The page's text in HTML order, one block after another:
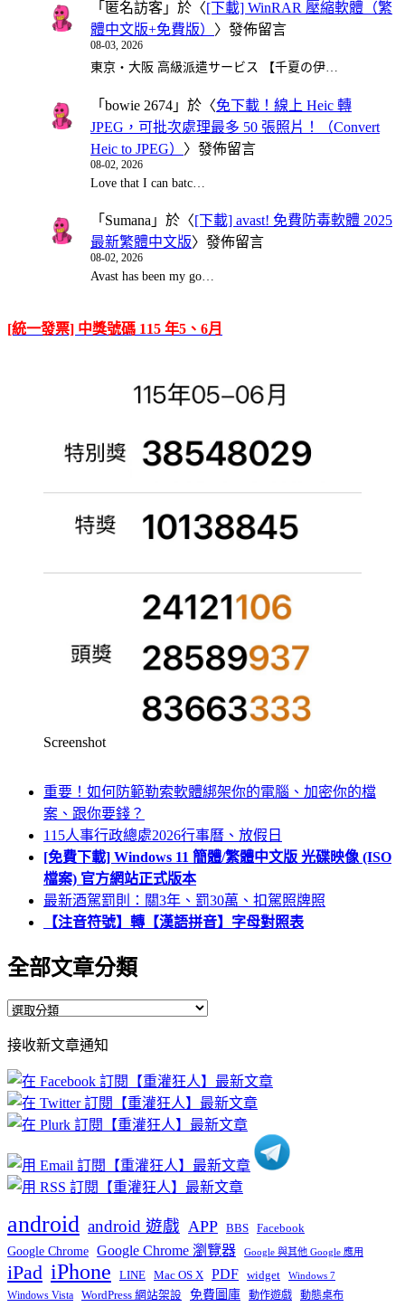
「 匿名訪客 」於〈[下載] WinRAR 壓縮軟體（繁
體中文版+免費版） 〉發佈留言
08-03, 2026
東京・大阪 高級派遣サービス 【千夏の伊…
「 bowie 2674 」於〈免下載！線上 Heic 轉
JPEG，可批次處理最多 50 張照片！（Convert
Heic to JPEG） 〉發佈留言
08-02, 2026
Love that I can batc…
「 Sumana 」於〈[下載] avast! 免費防毒軟體 2025
最新繁體中文版〉發佈留言
08-02, 2026
Avast has been my go…
[統一發票] 中獎號碼 115 年5、6月
Screenshot
重要！如何防範勒索軟體綁架你的電腦、加密你的檔
案、跟你要錢？
115人事行政總處2026行事曆、放假日
[免費下載] Windows 11 簡體/繁體中文版 光碟映像 (ISO
檔案) 官方網站正式版本
最新酒駕罰則：關3年、罰30萬、扣駕照牌照
【注音符號】轉【漢語拼音】字母對照表
全部文章分類
全
文
章
分
類
接收新文章通知
android android 遊戲 APP BBS Facebook
Google Chrome Google Chrome 瀏覽器 Google 與其他 Google 應用
iPad iPhone LINE Mac OS X PDF widget Windows 7
Windows Vista WordPress 網站架設 免費圖庫 動作遊戲 動態桌布